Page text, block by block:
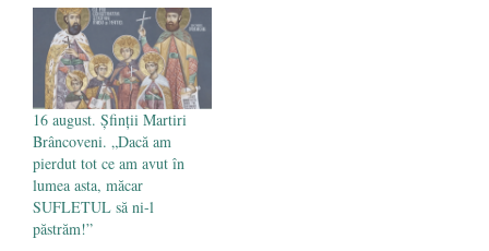
16 august. Șfinții Martiri
Brâncoveni. „Dacă am
pierdut tot ce am avut în
lumea asta, măcar
SUFLETUL să ni-l
păstrăm!”